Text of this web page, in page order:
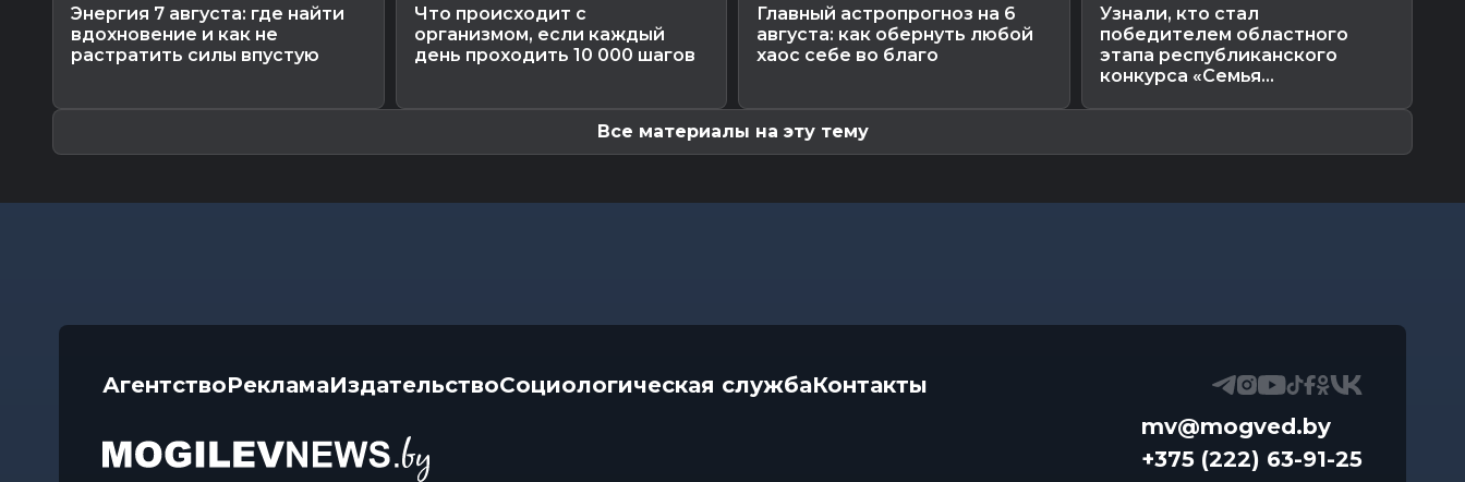
Энергия 7 августа: где найти
вдохновение и как не
растратить силы впустую
Что происходит с
организмом, если каждый
день проходить 10 000 шагов
Главный астропрогноз на 6
августа: как обернуть любой
хаос себе во благо
Узнали, кто стал
победителем областного
этапа республиканского
конкурса «Семья...
Все материалы на эту тему
АгентствоРекламаИздательствоСоциологическая службаКонтакты
mv@mogved.by
+375 (222) 63-91-25